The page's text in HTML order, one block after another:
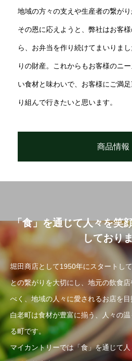
地域の方々の支えや生産者の繋がり
その恩に応えようと、弊社はお客
ら、お弁当を作り続けてまいりま
りの財産。これからもお客様のニ
い食材と味わいで、お客様にご満
り組んで行きたいと思います。
商品情報
「食」を通じて人々を笑
しており
堀田商店として1950年にスタートし
との繋がりを大切にし、地元の飲食
べく、地域の人々に愛されるお店を目
白老町は食材が豊富に揃う、人々の
る町です。
マイカントリーでは「食」を通じて